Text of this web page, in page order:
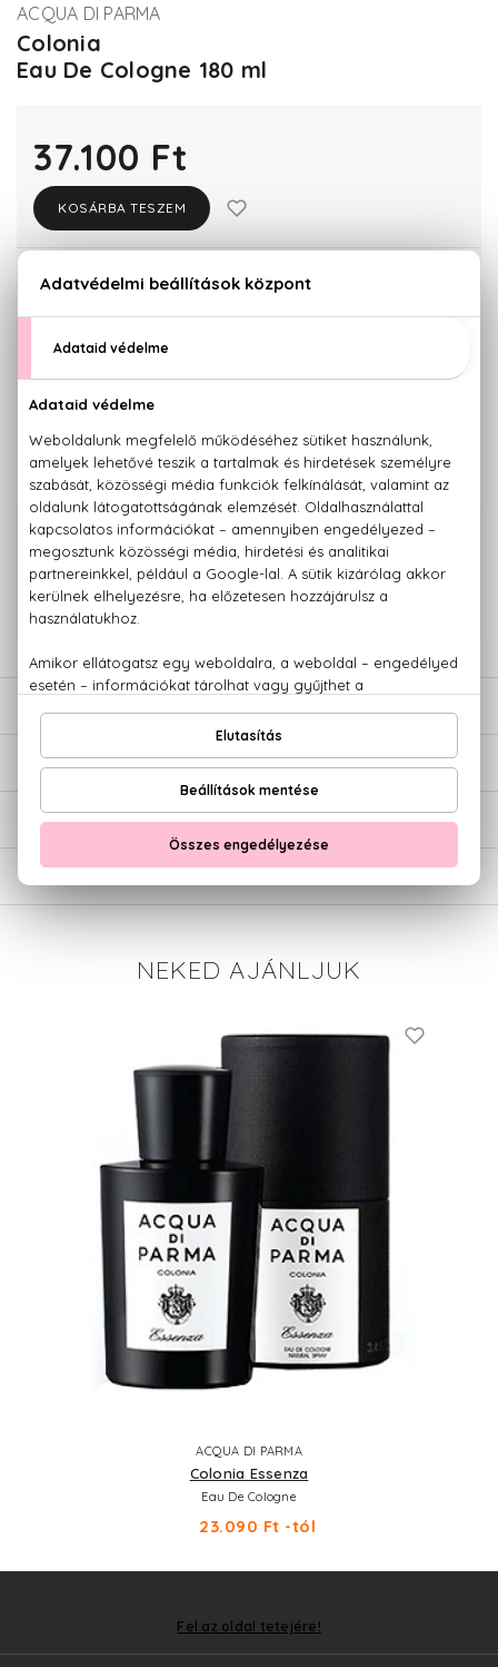
ACQUA DI PARMA
Colonia
Eau De Cologne 180 ml
37.100 Ft
KOSÁRBA TESZEM
KISZERELÉS KIVÁLASZTÁSA
KAPCSOLÓDÓ TERMÉKEK
100% eredeti termékek,14 napos visszaküldési garanciával
Kérdésed van, elakadtál? Hívd ügyfélszolgálatunkat: +36 20
779 1926
ÉRTÉKELÉSEK (0)
SZÁLLÍTÁS
NEKED AJÁNLJUK
ACQUA DI PARMA
Colonia Essenza
Eau De Cologne
23.090 Ft -tól
Fel az oldal tetejére!